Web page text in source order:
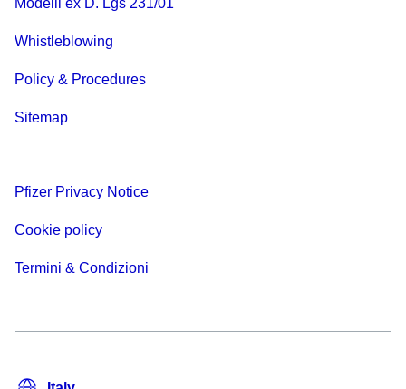
Whistleblowing
Policy & Procedures
Sitemap
Pfizer Privacy Notice
Cookie policy
Termini & Condizioni